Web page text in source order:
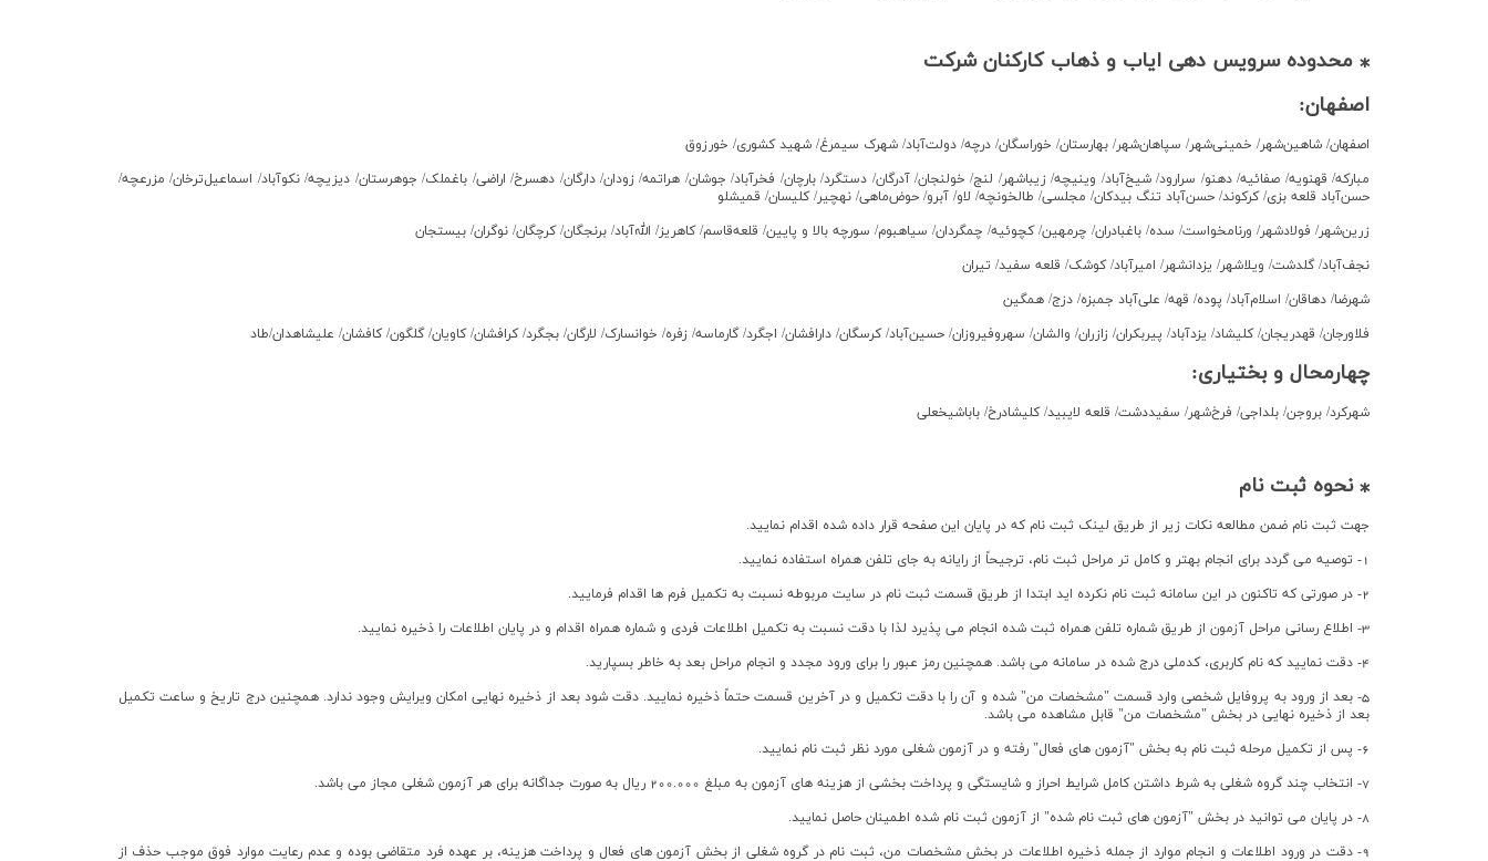
⁎ محدوده سرویس دهی ایاب و ذهاب کارکنان شرکت
اصفهان:
اصفهان/ شاهين‌شهر/ خميني‌شهر/ سپاهان‌شهر/ بهارستان/ خوراسگان/ درچه/ دولت‌آباد/ شهرک سيمرغ/ شهيد‌ كشوري/ خورزوق
مبارکه/ قهنویه/ صفائيه/ دهنو/ سرارود/ شيخ‌آباد/ وینيچه/ زیباشهر/ لنج/ خولنجان/ آدرگان/ دستگرد/ بارچان/ فخرآباد/ جوشان/ هراتمه/ زودان/ دارگان/ دهسرخ/ اراضي/ باغملک/ جوهرستان/ دیزیچه/ نکوآباد/ اسماعيل‌ترخان/ مزرعچه/
حسن‌آباد قلعه‌ بزي/ كركوند/ حسن‌آباد تنگ بيدكان/ مجلسي/ طالخونچه/ لاو/ آبرو/ حوض‌ماهي/ نهچير/ كليسان/ قميشلو
زرین‌شهر/ فولادشهر/ ورنامخواست/ سده/ باغبادران/ چرمهين/ كچوئيه/ چمگردان/ سياهبوم/ سورچه‌ بالا و پایين/ قلعه‌قاسم/ كاهریز/ الله‌آباد/ برنجگان/ كرچگان/ نوگران/ بيستجان
نجف‌آباد/ گلدشت/ ویلاشهر/ یزدانشهر/ اميرآباد/ كوشک/ قلعه سفيد/ تيران
شهرضا/ دهاقان/ اسلام‌آباد/ پوده/ قهه/ علي‌آباد جمبزه/ دزج/ همگين
فلاورجان/ قهدریجان/ كليشاد/ یزدآباد/ پيربکران/ زازران/ والشان/ سهروفيروزان/ حسين‌آباد/ كرسگان/ دارافشان/ اجگرد/ گارماسه/ زفره/ خوانسارک/ لارگان/ بجگرد/ كرافشان/ كاویان/ گلگون/ كافشان/ عليشاهدان/طاد
چهارمحال و بختیاری:
شهركرد/ بروجن/ بلداجي/ فرخ‌شهر/ سفيد‌دشت/ قلعه لایبيد/ كليشادرخ/ باباشيخعلي
⁎ نحوه ثبت نام
جهت ثبت نام ضمن مطالعه نکات زیر از طریق لینک ثبت نام که در پایان این صفحه قرار داده شده اقدام نمایید.
1- توصیه می گردد برای انجام بهتر و کامل تر مراحل ثبت نام، ترجیحاً از رایانه به جای تلفن همراه استفاده نمایید.
2- در صورتی که تاکنون در این سامانه ثبت نام نکرده اید ابتدا از طریق قسمت ثبت نام در سایت مربوطه نسبت به تکمیل فرم ها اقدام فرمایید.
3- اطلاع رسانی مراحل آزمون از طریق شماره تلفن همراه ثبت شده انجام می پذیرد لذا با دقت نسبت به تکمیل اطلاعات فردی و شماره همراه اقدام و در پایان اطلاعات را ذخیره نمایید.
4- دقت نمایید که نام کاربری، کدملی درج شده در سامانه می باشد. همچنین رمز عبور را برای ورود مجدد و انجام مراحل بعد به خاطر بسپارید.
5- بعد از ورود به پروفایل شخصی وارد قسمت "مشخصات من" شده و آن را با دقت تکمیل و در آخرین قسمت حتماً ذخیره نمایید. دقت شود بعد از ذخیره نهایی امکان ویرایش وجود ندارد. همچنین درج تاریخ و ساعت تکمیل
بعد از ذخیره نهایی در بخش "مشخصات من" قابل مشاهده می باشد.
6- پس از تکمیل مرحله ثبت نام به بخش "آزمون های فعال" رفته و در آزمون شغلی مورد نظر ثبت نام نمایید.
7- انتخاب چند گروه شغلی به شرط داشتن کامل شرایط احراز و شایستگی و پرداخت بخشی از هزینه های آزمون به مبلغ 200.000 ریال به صورت جداگانه برای هر آزمون شغلی مجاز می باشد.
8- در پایان می توانید در بخش "آزمون های ثبت نام شده" از آزمون ثبت نام شده اطمینان حاصل نمایید.
9- دقت در ورود اطلاعات و انجام موارد از جمله ذخیره اطلاعات در بخش مشخصات من، ثبت نام در گروه شغلی از بخش آزمون های فعال و پرداخت هزینه، بر عهده فرد متقاضی بوده و عدم رعایت موارد فوق موجب حذف از